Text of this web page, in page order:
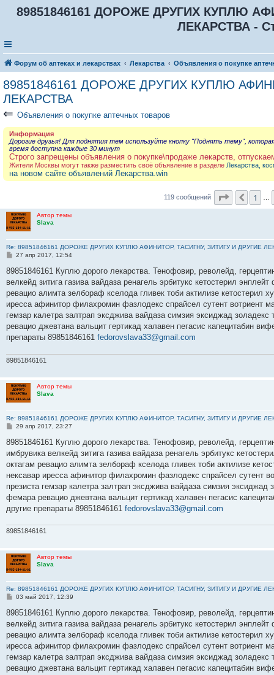
89851846161 ДОРОЖЕ ДРУГИХ КУПЛЮ
ЛЕКАРСТВА -
Форум об аптеках и лекарствах Лекарства Объявления о покупке
89851846161 ДОРОЖЕ ДРУГИХ КУПЛЮ
ЛЕКАРСТВА
⇐ Объявления о покупке аптечных товаров
Информация
Дорогие друзья! Для поднятия тем используйте кнопку "Поднять тему",
время доступна каждые 30 минут
Строго запрещены объявления о покупке\продаже лекарств,
Жители Москвы могут также разместить своё объявление в разделе Лекарства,
на новом сайте объявлений Лекарства.win
119 сообщений Страница
Пред.
1
Автор темы
Slava
Re: 89851846161 ДОРОЖЕ ДРУГИХ КУПЛЮ АФИНИТОР, ТАСИГНУ, ЗИТИГУ И ДРУГИЕ
С
о
щ
е
и
е
27 апр 2017, 12:54
89851846161 Куплю дорого лекарства. Тенофовир, револейд,
велкейд зитига газива вайдаза ренагель эрбитукс кетостерил
ревацио алимта зелбораф кселода гливек тоби актилизе кетостерил
иресса афинитор филахромин фазлодекс спрайсел сутент вотриент
гемзар калетра залтрап эксджива вайдаза симзия эксиджад
ревацио джевтана вальцит гертикад халавен пегасис капецитабин
препараты 89851846161 fedorovslava33@gmail.com
89851846161
Автор темы
Slava
Re: 89851846161 ДОРОЖЕ ДРУГИХ КУПЛЮ АФИНИТОР, ТАСИГНУ, ЗИТИГУ И ДРУГИЕ
С
о
щ
е
и
е
29 апр 2017, 23:27
89851846161 Куплю дорого лекарства. Тенофовир, револейд,
имбрувика велкейд зитига газива вайдаза ренагель эрбитукс
октагам ревацио алимта зелбораф кселода гливек тоби актилизе
нексавар иресса афинитор филахромин фазлодекс спрайсел сутент
презиста гемзар калетра залтрап эксджива вайдаза симзия
фемара ревацио джевтана вальцит гертикад халавен пегасис
другие препараты 89851846161 fedorovslava33@gmail.com
89851846161
Автор темы
Slava
Re: 89851846161 ДОРОЖЕ ДРУГИХ КУПЛЮ АФИНИТОР, ТАСИГНУ, ЗИТИГУ И ДРУГИЕ
С
о
щ
е
и
е
03 май 2017, 12:39
89851846161 Куплю дорого лекарства. Тенофовир, револейд,
велкейд зитига газива вайдаза ренагель эрбитукс кетостерил
ревацио алимта зелбораф кселода гливек тоби актилизе кетостерил
иресса афинитор филахромин фазлодекс спрайсел сутент вотриент
гемзар калетра залтрап эксджива вайдаза симзия эксиджад
ревацио джевтана вальцит гертикад халавен пегасис капецитабин